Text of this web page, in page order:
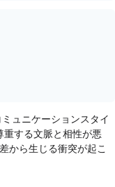
ミュニケーションスタイ
重する文脈と相性が悪
から生じる衝突が起こ